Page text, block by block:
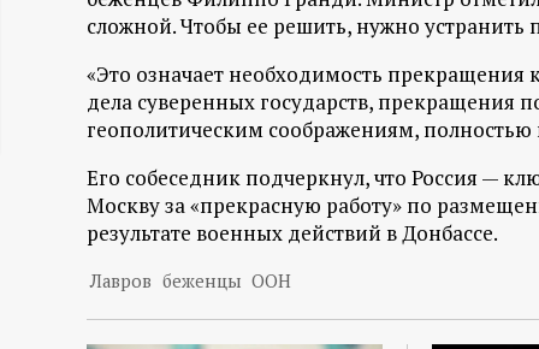
ц
и
о
н
н
ы
сложной. Чтобы ее решить, нужно
«Это означает необходимость прекращения
дела суверенных государств, прекращения
геополитическим соображениям,
Его собеседник подчеркнул, что Россия —
Москву за «прекрасную работу» по
результате военных действий в Донбассе.
Лавров беженцы ООН